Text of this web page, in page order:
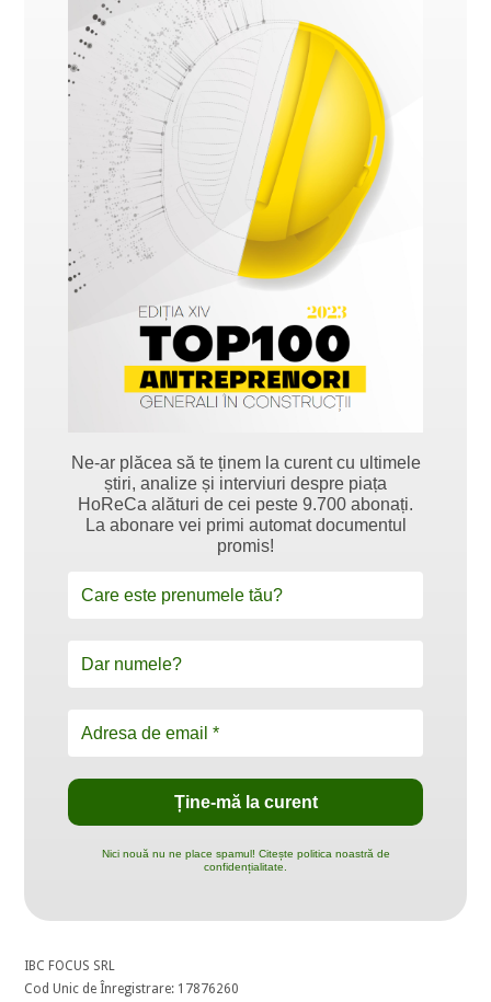
Ne-ar plăcea să te ținem la curent cu ultimele
știri, analize și interviuri despre piața
HoReCa alături de cei peste 9.700 abonați.
La abonare vei primi automat documentul
promis!
Nici nouă nu ne place spamul! Citește politica noastră de
confidențialitate.
IBC FOCUS SRL
Cod Unic de Înregistrare: 17876260